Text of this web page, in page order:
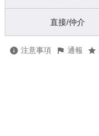
直接/仲介
注意事項 通報